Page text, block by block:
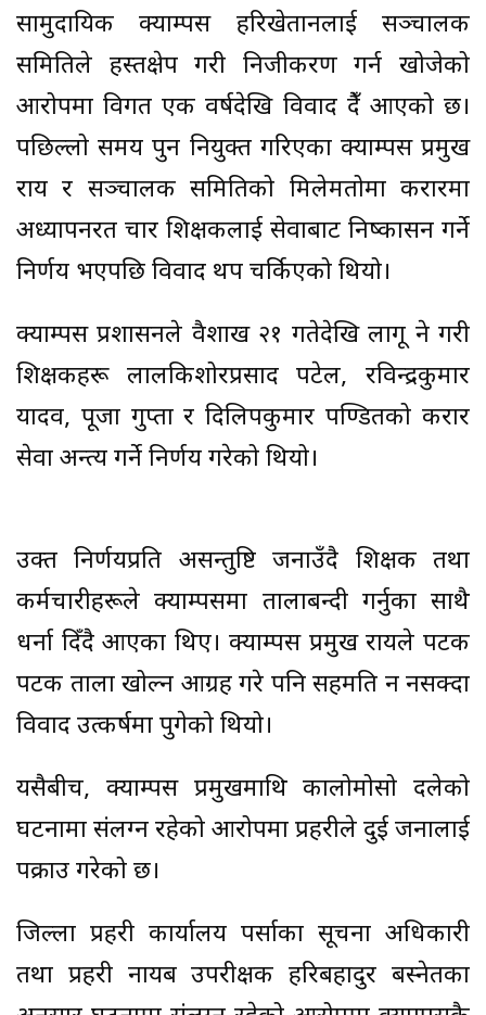
सामुदायिक क्याम्पस हरिखेतानलाई सञ्चालक
समितिले हस्तक्षेप गरी निजीकरण गर्न खोजेको
आरोपमा विगत एक वर्षदेखि विवाद हुँदै आएको छ।
पछिल्लो समय पुन नियुक्त गरिएका क्याम्पस प्रमुख
राय र सञ्चालक समितिको मिलेमतोमा करारमा
अध्यापनरत चार शिक्षकलाई सेवाबाट निष्कासन गर्ने
निर्णय भएपछि विवाद थप चर्किएको थियो।
क्याम्पस प्रशासनले वैशाख २१ गतेदेखि लागू हुने गरी
शिक्षकहरू लालकिशोरप्रसाद पटेल, रविन्द्रकुमार
यादव, पूजा गुप्ता र दिलिपकुमार पण्डितको करार
सेवा अन्त्य गर्ने निर्णय गरेको थियो।
उक्त निर्णयप्रति असन्तुष्टि जनाउँदै शिक्षक तथा
कर्मचारीहरूले क्याम्पसमा तालाबन्दी गर्नुका साथै
धर्ना दिँदै आएका थिए। क्याम्पस प्रमुख रायले पटक
पटक ताला खोल्न आग्रह गरे पनि सहमति हुन नसक्दा
विवाद उत्कर्षमा पुगेको थियो।
यसैबीच, क्याम्पस प्रमुखमाथि कालोमोसो दलेको
घटनामा संलग्न रहेको आरोपमा प्रहरीले दुई जनालाई
पक्राउ गरेको छ।
जिल्ला प्रहरी कार्यालय पर्साका सूचना अधिकारी
तथा प्रहरी नायब उपरीक्षक हरिबहादुर बस्नेतका